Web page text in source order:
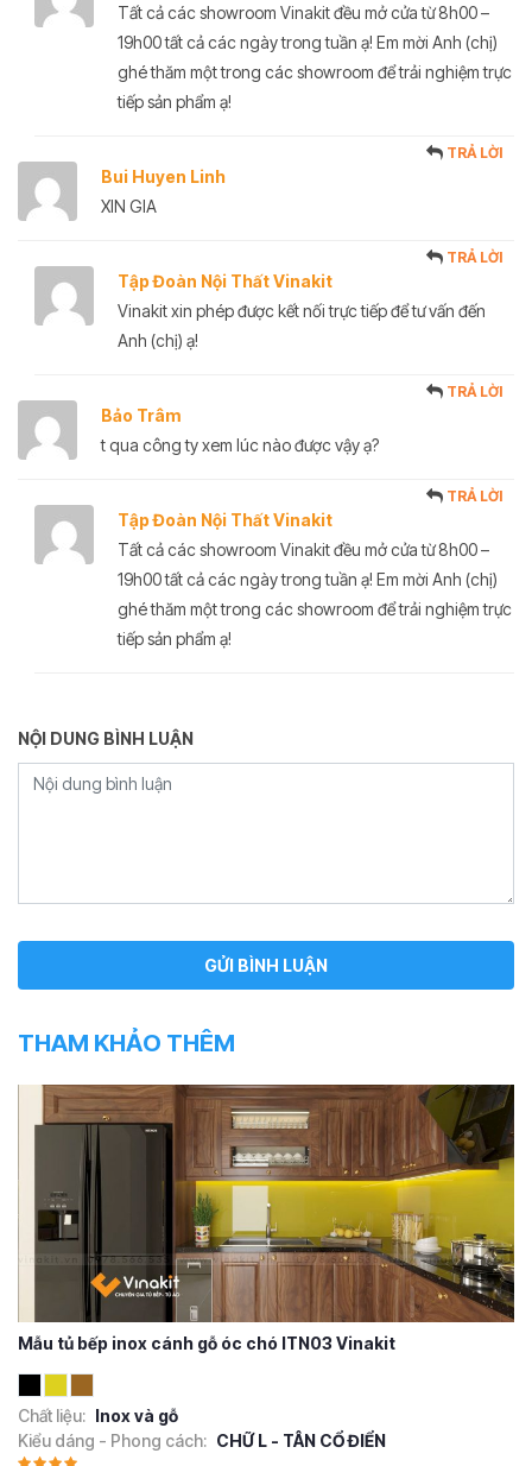
Tất cả các showroom Vinakit đều mở cửa từ 8h00 –
19h00 tất cả các ngày trong tuần ạ! Em mời Anh (chị)
ghé thăm một trong các showroom để trải nghiệm trực
tiếp sản phẩm ạ!
Bui Huyen Linh
TRẢ LỜI
XIN GIA
Tập Đoàn Nội Thất Vinakit
TRẢ LỜI
Vinakit xin phép được kết nối trực tiếp để tư vấn đến
Anh (chị) ạ!
Bảo Trâm
TRẢ LỜI
t qua công ty xem lúc nào được vậy ạ?
Tập Đoàn Nội Thất Vinakit
TRẢ LỜI
Tất cả các showroom Vinakit đều mở cửa từ 8h00 –
19h00 tất cả các ngày trong tuần ạ! Em mời Anh (chị)
ghé thăm một trong các showroom để trải nghiệm trực
tiếp sản phẩm ạ!
NỘI DUNG BÌNH LUẬN
THAM KHẢO THÊM
Mẫu tủ bếp inox cánh gỗ óc chó ITN03 Vinakit
Chất liệu: Inox và gỗ
Kiểu dáng - Phong cách: CHỮ L - TÂN CỔ ĐIỂN